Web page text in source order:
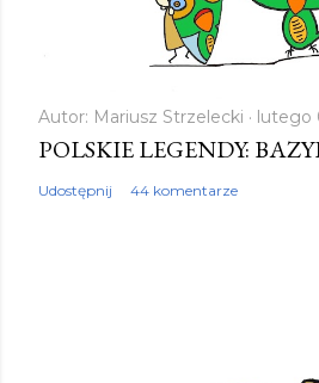
Autor: Mariusz Strzelecki lutego
POLSKIE LEGENDY:
Udostępnij 44 komentarze